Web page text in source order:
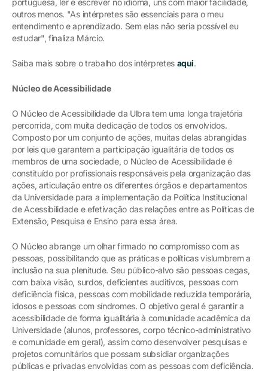
outros menos. "As intérpretes são essenciais para o meu
entendimento e aprendizado. Sem elas não seria possível eu
estudar", finaliza Márcio.
Saiba mais sobre o trabalho dos intérpretes aqui.
Núcleo de Acessibilidade
O Núcleo de Acessibilidade da Ulbra tem uma longa trajetória
percorrida, com muita dedicação de todos os envolvidos.
Composto por um conjunto de ações, muitas delas abrangidas
por leis que garantem a participação igualitária de todos os
membros de uma sociedade, o Núcleo de Acessibilidade é
constituído por profissionais responsáveis pela organização das
ações, articulação entre os diferentes órgãos e departamentos
da Universidade para a implementação da Política Institucional
de Acessibilidade e efetivação das relações entre as Políticas de
Extensão, Pesquisa e Ensino para essa área.
O Núcleo abrange um olhar firmado no compromisso com as
pessoas, possibilitando que as práticas e políticas vislumbrem a
inclusão na sua plenitude. Seu público-alvo são pessoas cegas,
com baixa visão, surdos, deficientes auditivos, pessoas com
deficiência física, pessoas com mobilidade reduzida temporária,
idosos e pessoas com síndromes. O objetivo geral é garantir a
acessibilidade de forma igualitária à comunidade acadêmica da
Universidade (alunos, professores, corpo técnico-administrativo
e comunidade em geral), assim como desenvolver pesquisas e
projetos comunitários que possam subsidiar organizações
públicas e privadas envolvidas com as pessoas com deficiência.